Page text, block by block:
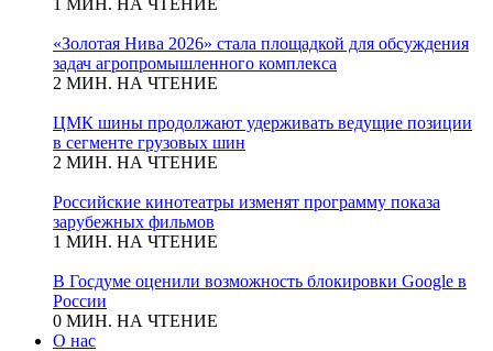
1 МИН. НА ЧТЕНИЕ
«Золотая Нива 2026» стала площадкой для обсуждения
задач агропромышленного комплекса
2 МИН. НА ЧТЕНИЕ
ЦМК шины продолжают удерживать ведущие позиции
в сегменте грузовых шин
2 МИН. НА ЧТЕНИЕ
Российские кинотеатры изменят программу показа
зарубежных фильмов
1 МИН. НА ЧТЕНИЕ
В Госдуме оценили возможность блокировки Google в
России
0 МИН. НА ЧТЕНИЕ
О нас